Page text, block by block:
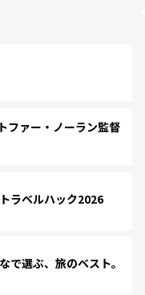
ファー・ノーラン監督
ラベルハック2026
選ぶ、旅のベスト。